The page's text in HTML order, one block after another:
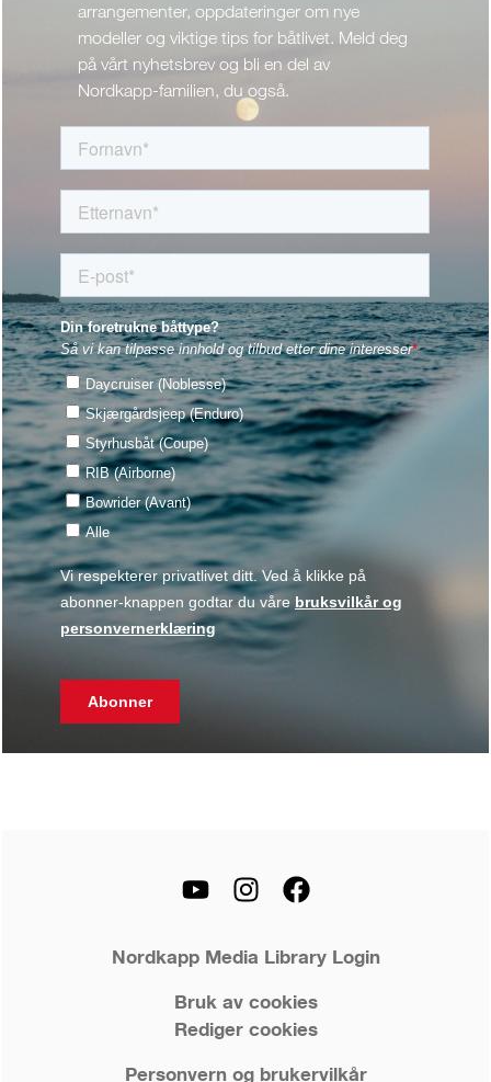
arrangementer, oppdateringer om nye
modeller og viktige tips for båtlivet. Meld deg
på vårt nyhetsbrev og bli en del av
Nordkapp-familien, du også.
Nordkapp Media Library Login
Bruk av cookies
Rediger cookies
Personvern og brukervilkår